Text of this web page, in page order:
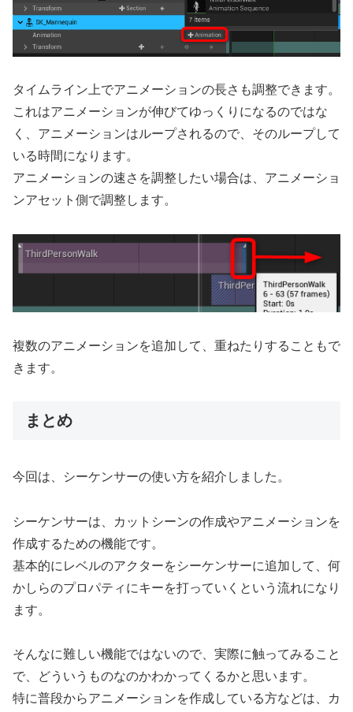
タイムライン上でアニメーションの長さも調整できます。
これはアニメーションが伸びてゆっくりになるのではな
く、アニメーションはループされるので、そのループして
いる時間になります。
アニメーションの速さを調整したい場合は、アニメーショ
ンアセット側で調整します。
複数のアニメーションを追加して、重ねたりすることもで
きます。
まとめ
今回は、シーケンサーの使い方を紹介しました。
シーケンサーは、カットシーンの作成やアニメーションを
作成するための機能です。
基本的にレベルのアクターをシーケンサーに追加して、何
かしらのプロパティにキーを打っていくという流れになり
ます。
そんなに難しい機能ではないので、実際に触ってみること
で、どういうものなのかわかってくるかと思います。
特に普段からアニメーションを作成している方などは、カ